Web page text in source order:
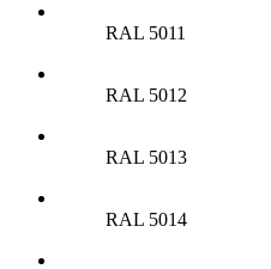
RAL 5011
RAL 5012
RAL 5013
RAL 5014